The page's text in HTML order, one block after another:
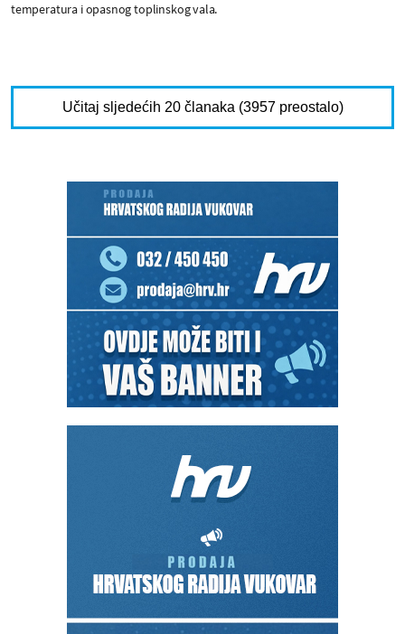
temperatura i opasnog toplinskog vala.
Učitaj sljedećih 20 članaka (3957 preostalo)